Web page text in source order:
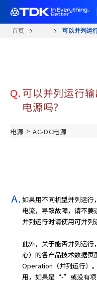
首页 ... 可以并列运
Q.可以并列运行
电源吗？
电源 > AC-DC电源
如果用不同机型并列运行
电流，导致故障，请不要
并列运行时请使用可并列
此外，关于能否并列运
心）的各产品技术数据
Operation（并列运行）
用，如果是“-”或没有项